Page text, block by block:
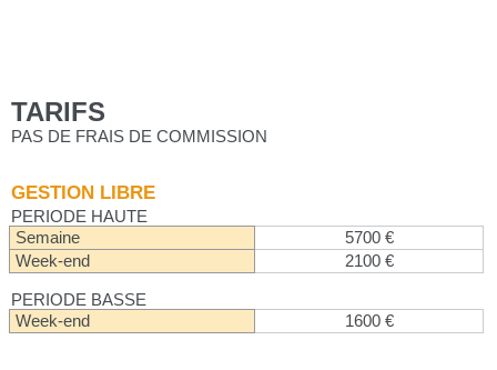
TARIFS
PAS DE FRAIS DE COMMISSION
GESTION LIBRE
PERIODE HAUTE
Semaine
5700 €
Week-end
2100 €
PERIODE BASSE
Week-end
1600 €